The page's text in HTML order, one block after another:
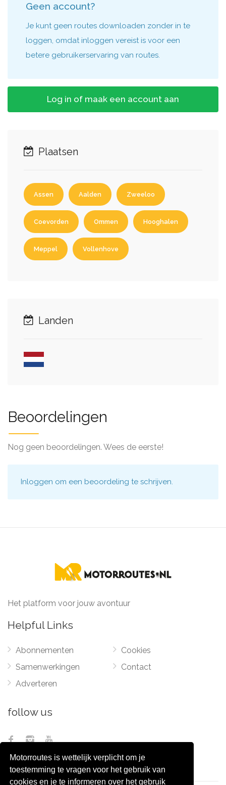
Motorroutes is wettelijk verplicht om je
toestemming te vragen voor het gebruik van
cookies en je te informeren over het gebruik
Geen account?
Je kunt geen routes downloaden zonder in te
loggen, omdat inloggen vereist is voor een
betere gebruikerservaring van routes.
Log in of maak een account aan
Plaatsen
Assen Aalden Zweeloo
Coevorden Ommen Hooghalen
Meppel Vollenhove
Landen
Beoordelingen
Nog geen beoordelingen. Wees de eerste!
Inloggen om een beoordeling te schrijven.
Het platform voor jouw avontuur
Helpful Links
Abonnementen
Samenwerkingen
Adverteren
Cookies
Contact
follow us